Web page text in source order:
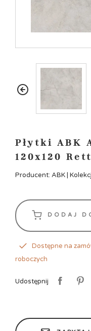
Płytki ABK
120x120
Producent: ABK |
DODAJ
Dostępne na
roboczych
Udostępnij